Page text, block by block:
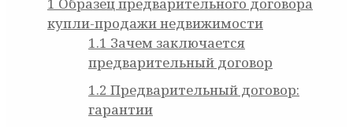
1 Образец предварительного договора
купли-продажи недвижимости
1.1 Зачем заключается
предварительный договор
1.2 Предварительный договор:
гарантии